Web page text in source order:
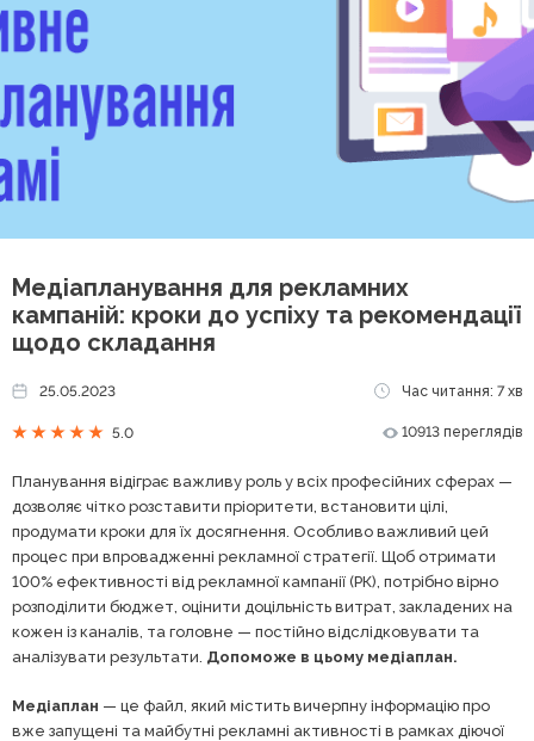
Медіапланування для рекламних
кампаній: кроки до успіху та рекомендації
щодо складання
25.05.2023 Час читання: 7 хв
5.0 10913 переглядів
Планування відіграє важливу роль у всіх професійних сферах —
дозволяє чітко розставити пріоритети, встановити цілі,
продумати кроки для їх досягнення. Особливо важливий цей
процес при впровадженні рекламної стратегії. Щоб отримати
100% ефективності від рекламної кампанії (РК), потрібно вірно
розподілити бюджет, оцінити доцільність витрат, закладених на
кожен із каналів, та головне — постійно відслідковувати та
аналізувати результати. Допоможе в цьому медіаплан.
Медіаплан — це файл, який містить вичерпну інформацію про
вже запущені та майбутні рекламні активності в рамках діючої